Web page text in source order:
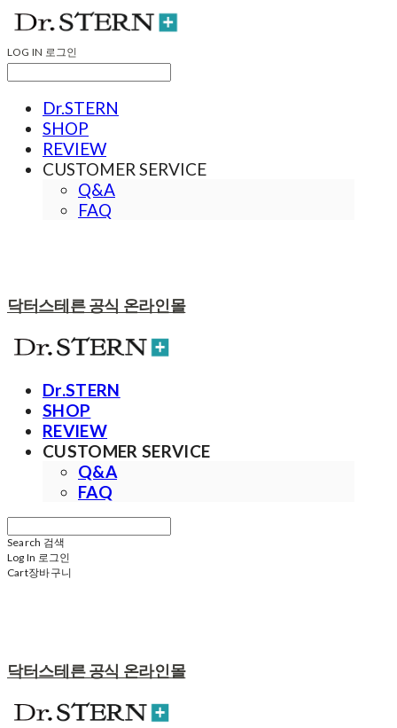
LOG IN 로그인
Dr.STERN
SHOP
REVIEW
CUSTOMER SERVICE
Q&A
FAQ
닥터스테른 공식 온라인몰
Dr.STERN
SHOP
REVIEW
CUSTOMER SERVICE
Q&A
FAQ
Search 검색
Log In 로그인
Cart장바구니
닥터스테른 공식 온라인몰